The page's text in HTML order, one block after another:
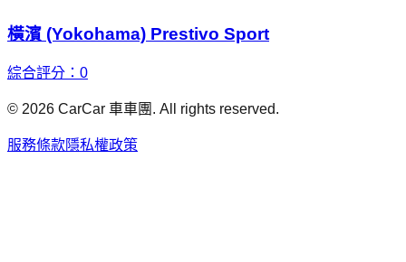
橫濱 (Yokohama) Prestivo Sport
綜合評分： 0
© 2026 CarCar 車車團. All rights reserved.
服務條款隱私權政策